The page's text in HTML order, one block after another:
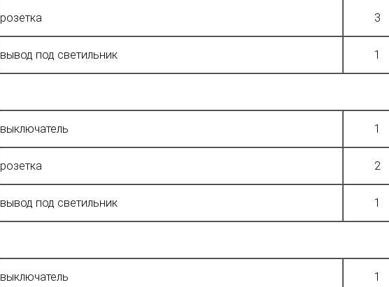
розетка 3
вывод под светильник 1
выключатель 1
розетка 2
вывод под светильник 1
выключатель 1